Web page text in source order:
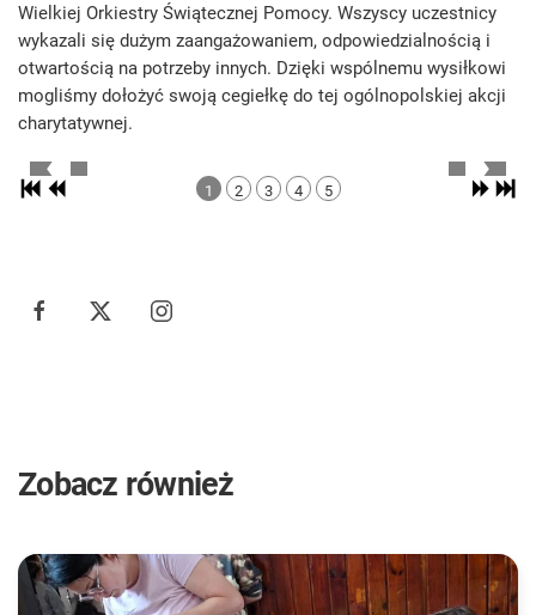
Wielkiej Orkiestry Świątecznej Pomocy. Wszyscy uczestnicy
wykazali się dużym zaangażowaniem, odpowiedzialnością i
otwartością na potrzeby innych. Dzięki wspólnemu wysiłkowi
mogliśmy dołożyć swoją cegiełkę do tej ogólnopolskiej akcji
charytatywnej.
1 2 3 4 5
Zobacz również